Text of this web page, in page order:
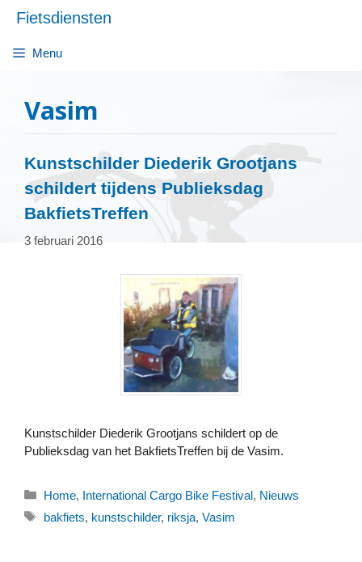
naar
inhoud
Fietsdiensten
Menu
Vasim
Kunstschilder Diederik Grootjans
schildert tijdens Publieksdag
BakfietsTreffen
3 februari 2016
Kunstschilder Diederik Grootjans schildert op de
Publieksdag van het BakfietsTreffen bij de Vasim.
Categorieën
Home, International Cargo Bike Festival, Nieuws
Tags
bakfiets, kunstschilder, riksja, Vasim